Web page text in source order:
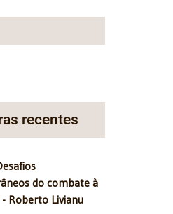
recentes
do combate à
Roberto Livianu